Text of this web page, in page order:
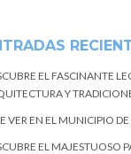
EL FASCINANTE
Y
VER EN EL MUNICIPIO
EL MAJESTUOSO